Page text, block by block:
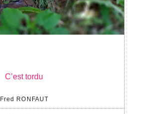
C’est tordu
Fred RONFAUT